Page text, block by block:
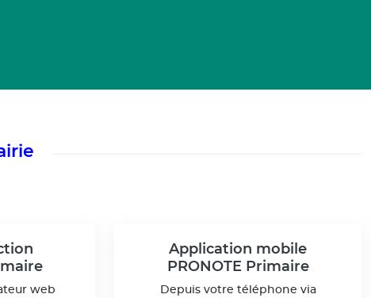
web
Application mobile
PRONOTE Primaire
Depuis votre téléphone via